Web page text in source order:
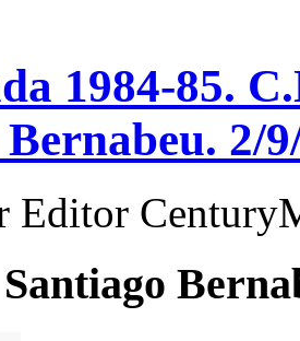
1984-85.
2/
Editor
Santiago